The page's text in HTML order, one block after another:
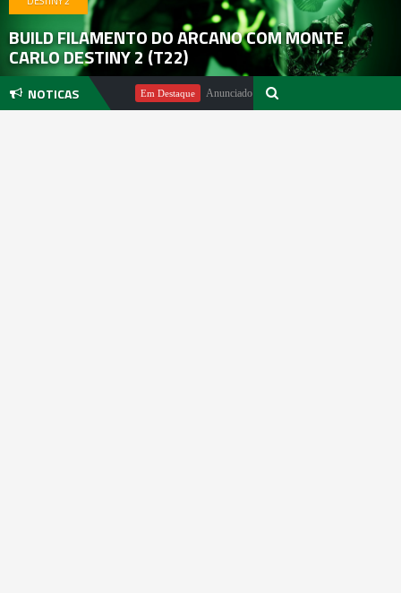
BUILD FILAMENTO DO ARCANO COM MONTE
CARLO DESTINY 2 (T22)
NOTICAS
Pachter Em Destaque Anunciado DualSense The Last of Us Limited